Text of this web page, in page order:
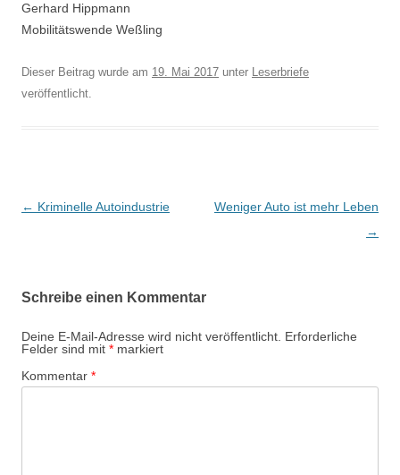
Gerhard Hippmann
Mobilitätswende Weßling
Dieser Beitrag wurde am 19. Mai 2017 unter Leserbriefe
veröffentlicht.
Beitragsnavigation
← Kriminelle Autoindustrie
Weniger Auto ist mehr Leben
→
Schreibe einen Kommentar
Deine E-Mail-Adresse wird nicht veröffentlicht. Erforderliche
Felder sind mit * markiert
Kommentar *